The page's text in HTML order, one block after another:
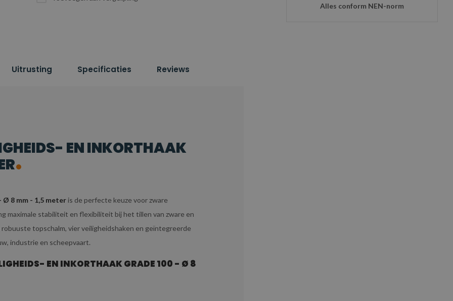
Alles conform NEN-norm
Uitrusting Specificaties Reviews
EN INKORTHAAK
8 mm - 1,5 meteris de perfecte keuze voor zware
maximale stabiliteit en flexibiliteit bij het tillen van zware en
topschalm, vier veiligheidshaken en geïntegreerde
industrie en scheepvaart.
EN INKORTHAAK GRADE 100 - Ø 8